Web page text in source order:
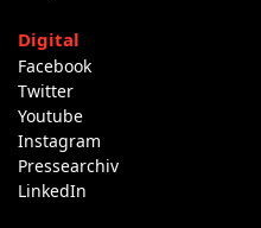
Digital
Facebook
Twitter
Youtube
Instagram
Pressearchiv
LinkedIn